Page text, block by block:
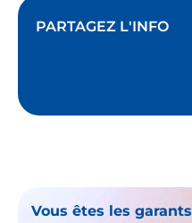
PARTAGEZ L'INFO
Vous êtes les garants